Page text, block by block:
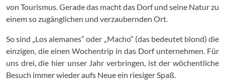
von Tourismus. Gerade das macht das Dorf und seine Natur zu
einem so zugänglichen und verzaubernden Ort.
So sind „Los alemanes“ oder „Macho“ (das bedeutet blond) die
einzigen, die einen Wochentrip in das Dorf unternehmen. Für
uns drei, die hier unser Jahr verbringen, ist der wöchentliche
Besuch immer wieder aufs Neue ein riesiger Spaß.